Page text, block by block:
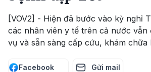
[VOV2] - Hiện đã bước vào kỳ nghỉ
các nhân viên y tế trên cả nước vẫn
vụ và sẵn sàng cấp cứu, khám chữa
Facebook Gửi mail